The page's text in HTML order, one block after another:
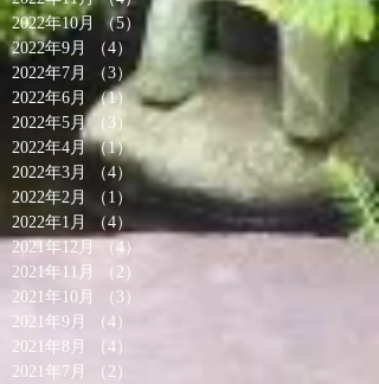
2022年10月
（5）
5件の記事
2022年9月
（4）
4件の記事
2022年7月
（3）3件の記事
2022年6月
（1）1件の記事
2022年5月
（3）
3件の記事
2022年4月 （1）1件の記事
2022年3月
（4）4件の記事
2022年2月
（1）
1件の記事
2022年1月
（4） 4件の記事
2021年12月
（4）
2021年11月
（2）
2021年10月
（3）
2021年9月
（4）
2021年8月
（4）
2021年7月
（2）